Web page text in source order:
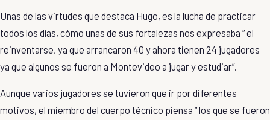
Unas de las virtudes que destaca Hugo, es la lucha de practicar
todos los días, cómo unas de sus fortalezas nos expresaba “ el
reinventarse, ya que arrancaron 40 y ahora tienen 24 jugadores
ya que algunos se fueron a Montevideo a jugar y estudiar”.
Aunque varios jugadores se tuvieron que ir por diferentes
motivos, el miembro del cuerpo técnico piensa “ los que se fueron